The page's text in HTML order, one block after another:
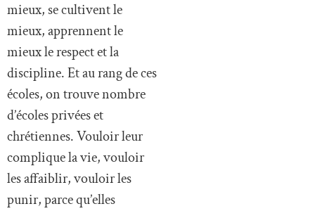
mieux, se cultivent le
mieux, apprennent le
mieux le respect et la
discipline. Et au rang de ces
écoles, on trouve nombre
d’écoles privées et
chrétiennes. Vouloir leur
complique la vie, vouloir
les affaiblir, vouloir les
punir, parce qu’elles